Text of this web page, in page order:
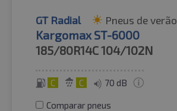
GT Radial Pneus de verão
Kargomax ST-6000
185/80R14C104/102N
C C 70 dB
Comparar pneus